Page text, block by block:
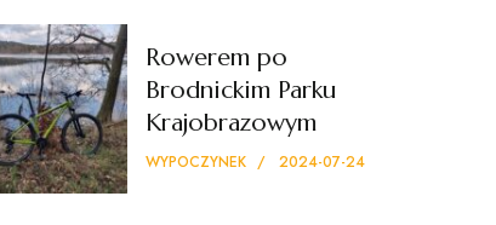
Rowerem po
Brodnickim Parku
Krajobrazowym
WYPOCZYNEK 2024-07-24